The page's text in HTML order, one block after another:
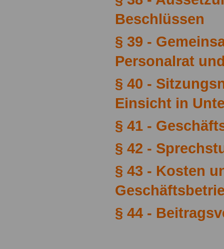
Beschlüssen
§ 39 -
Personalrat
§ 40 -
Einsicht in
§ 41 -
§ 42 -
§ 43 - Kosten
§ 44 -